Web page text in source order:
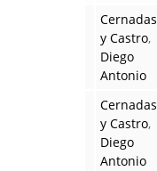
Cernadas
y Castro,
Diego
Antonio
Cernadas
y Castro,
Diego
Antonio